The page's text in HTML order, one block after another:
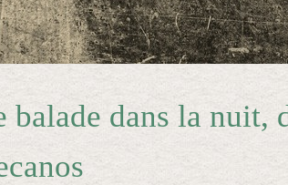
balade dans la nuit,